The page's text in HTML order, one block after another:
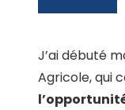
J’ai débuté
Agricole, qui